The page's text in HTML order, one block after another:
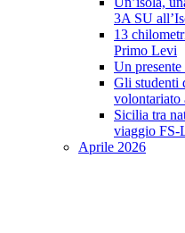
3A SU
13
Primo Levi
Un
Gli studenti
volontariato
Sicilia tra
viaggio FS-
Aprile 2026